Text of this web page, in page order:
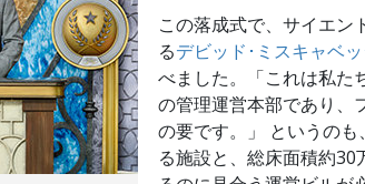
この落成式で、サイエン
るデビッド･ミスキャベ
べました。「これは私た
の管理運営本部であり、
の要です。」 というのも
る施設と、総床面積約